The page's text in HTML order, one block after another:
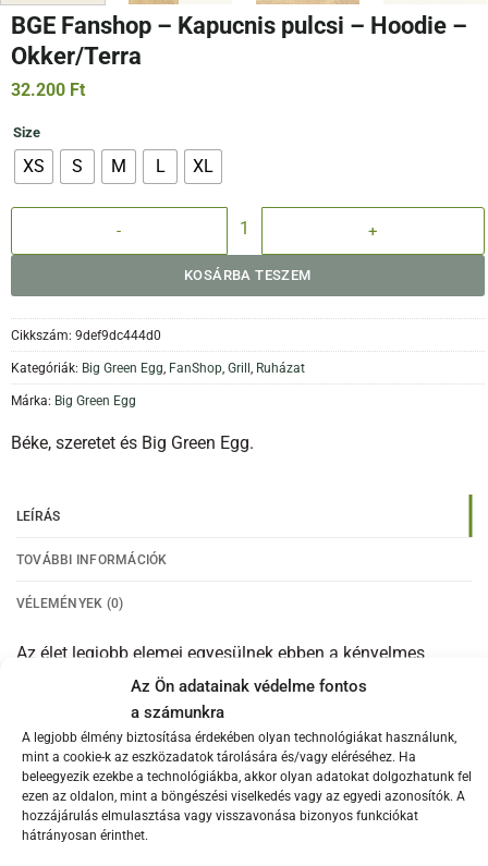
Az Ön adatainak védelme fontos
a számunkra
A legjobb élmény biztosítása érdekében olyan technológiákat használunk,
mint a cookie-k az eszközadatok tárolására és/vagy eléréséhez. Ha
beleegyezik ezekbe a technológiákba, akkor olyan adatokat dolgozhatunk fel
ezen az oldalon, mint a böngészési viselkedés vagy az egyedi azonosítók. A
hozzájárulás elmulasztása vagy visszavonása bizonyos funkciókat
hátrányosan érinthet.
BGE Fanshop – Kapucnis pulcsi – Hoodie –
Okker/Terra
32.200 Ft
Size
XS S M L XL
BGE Fanshop - Kapucnis pulcsi - Hoodie - Okker/Terra mennyiség
KOSÁRBA TESZEM
Cikkszám: 9def9dc444d0
Kategóriák: Big Green Egg, FanShop, Grill, Ruházat
Márka: Big Green Egg
Béke, szeretet és Big Green Egg.
LEÍRÁS
TOVÁBBI INFORMÁCIÓK
VÉLEMÉNYEK (0)
Az élet legjobb elemei egyesülnek ebben a kényelmes
szabású női kapucnis pulcsiban. Tökéletes, ha szeretnél
csemegét készíteni a Big Green Egg-en amikor kint hideg
van, de akkor is, ha egy lusta vasárnap a kanapén vagy
kerékpározás közben az edzőterembe mész. Ez a
hangulatos, mentazöld kapucnis pulóver elülső részén
hasított zsebbel mindig jól mutat majd rajtad!